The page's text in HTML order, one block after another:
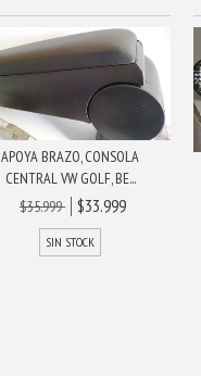
APOYA BRAZO, CONSOLA
CENTRAL VW GOLF, BE...
$35.999
$33.999
SIN STOCK